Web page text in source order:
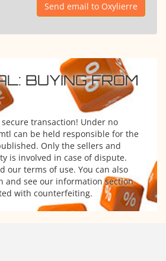
Send email to Oxylierre
BUYING FROM
transaction! Under no
can be held responsible for the
Only the sellers and
is involved in case of dispute.
our terms of use. You can also
and see our information section
with counterfeiting.